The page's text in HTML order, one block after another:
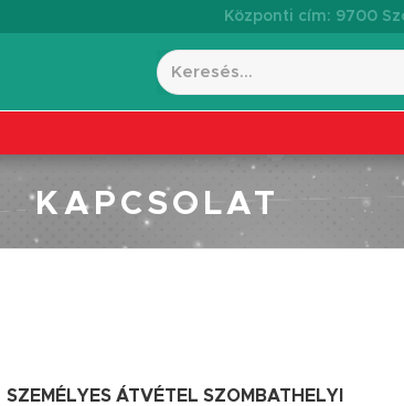
Központi cím: 9700
KAPCSOLAT
SZEMÉLYES ÁTVÉTEL SZOMBATHELYI